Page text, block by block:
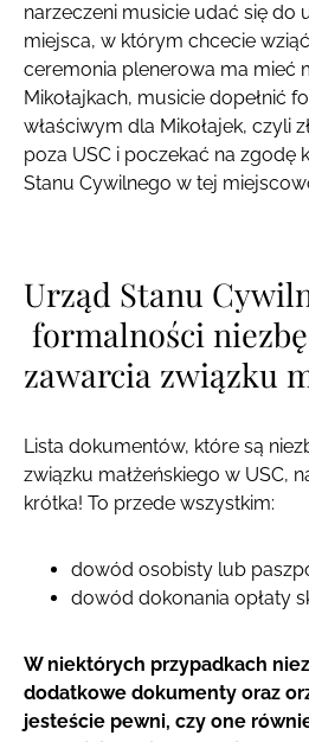
narzeczeni musicie udać się do
miejsca, w którym chcecie
ceremonia plenerowa ma mieć
Mikołajkach, musicie dopełnić
właściwym dla Mikołajek, czyli
poza USC i poczekać na zgodę
Stanu Cywilnego w tej
Urząd Stanu
formalności
zawarcia związku
Lista dokumentów, które są
związku małżeńskiego w USC,
krótka! To przede wszystkim:
dowód osobisty lub
dowód dokonania opłaty
W niektórych przypadkach
dodatkowe dokumenty oraz
jesteście pewni, czy one